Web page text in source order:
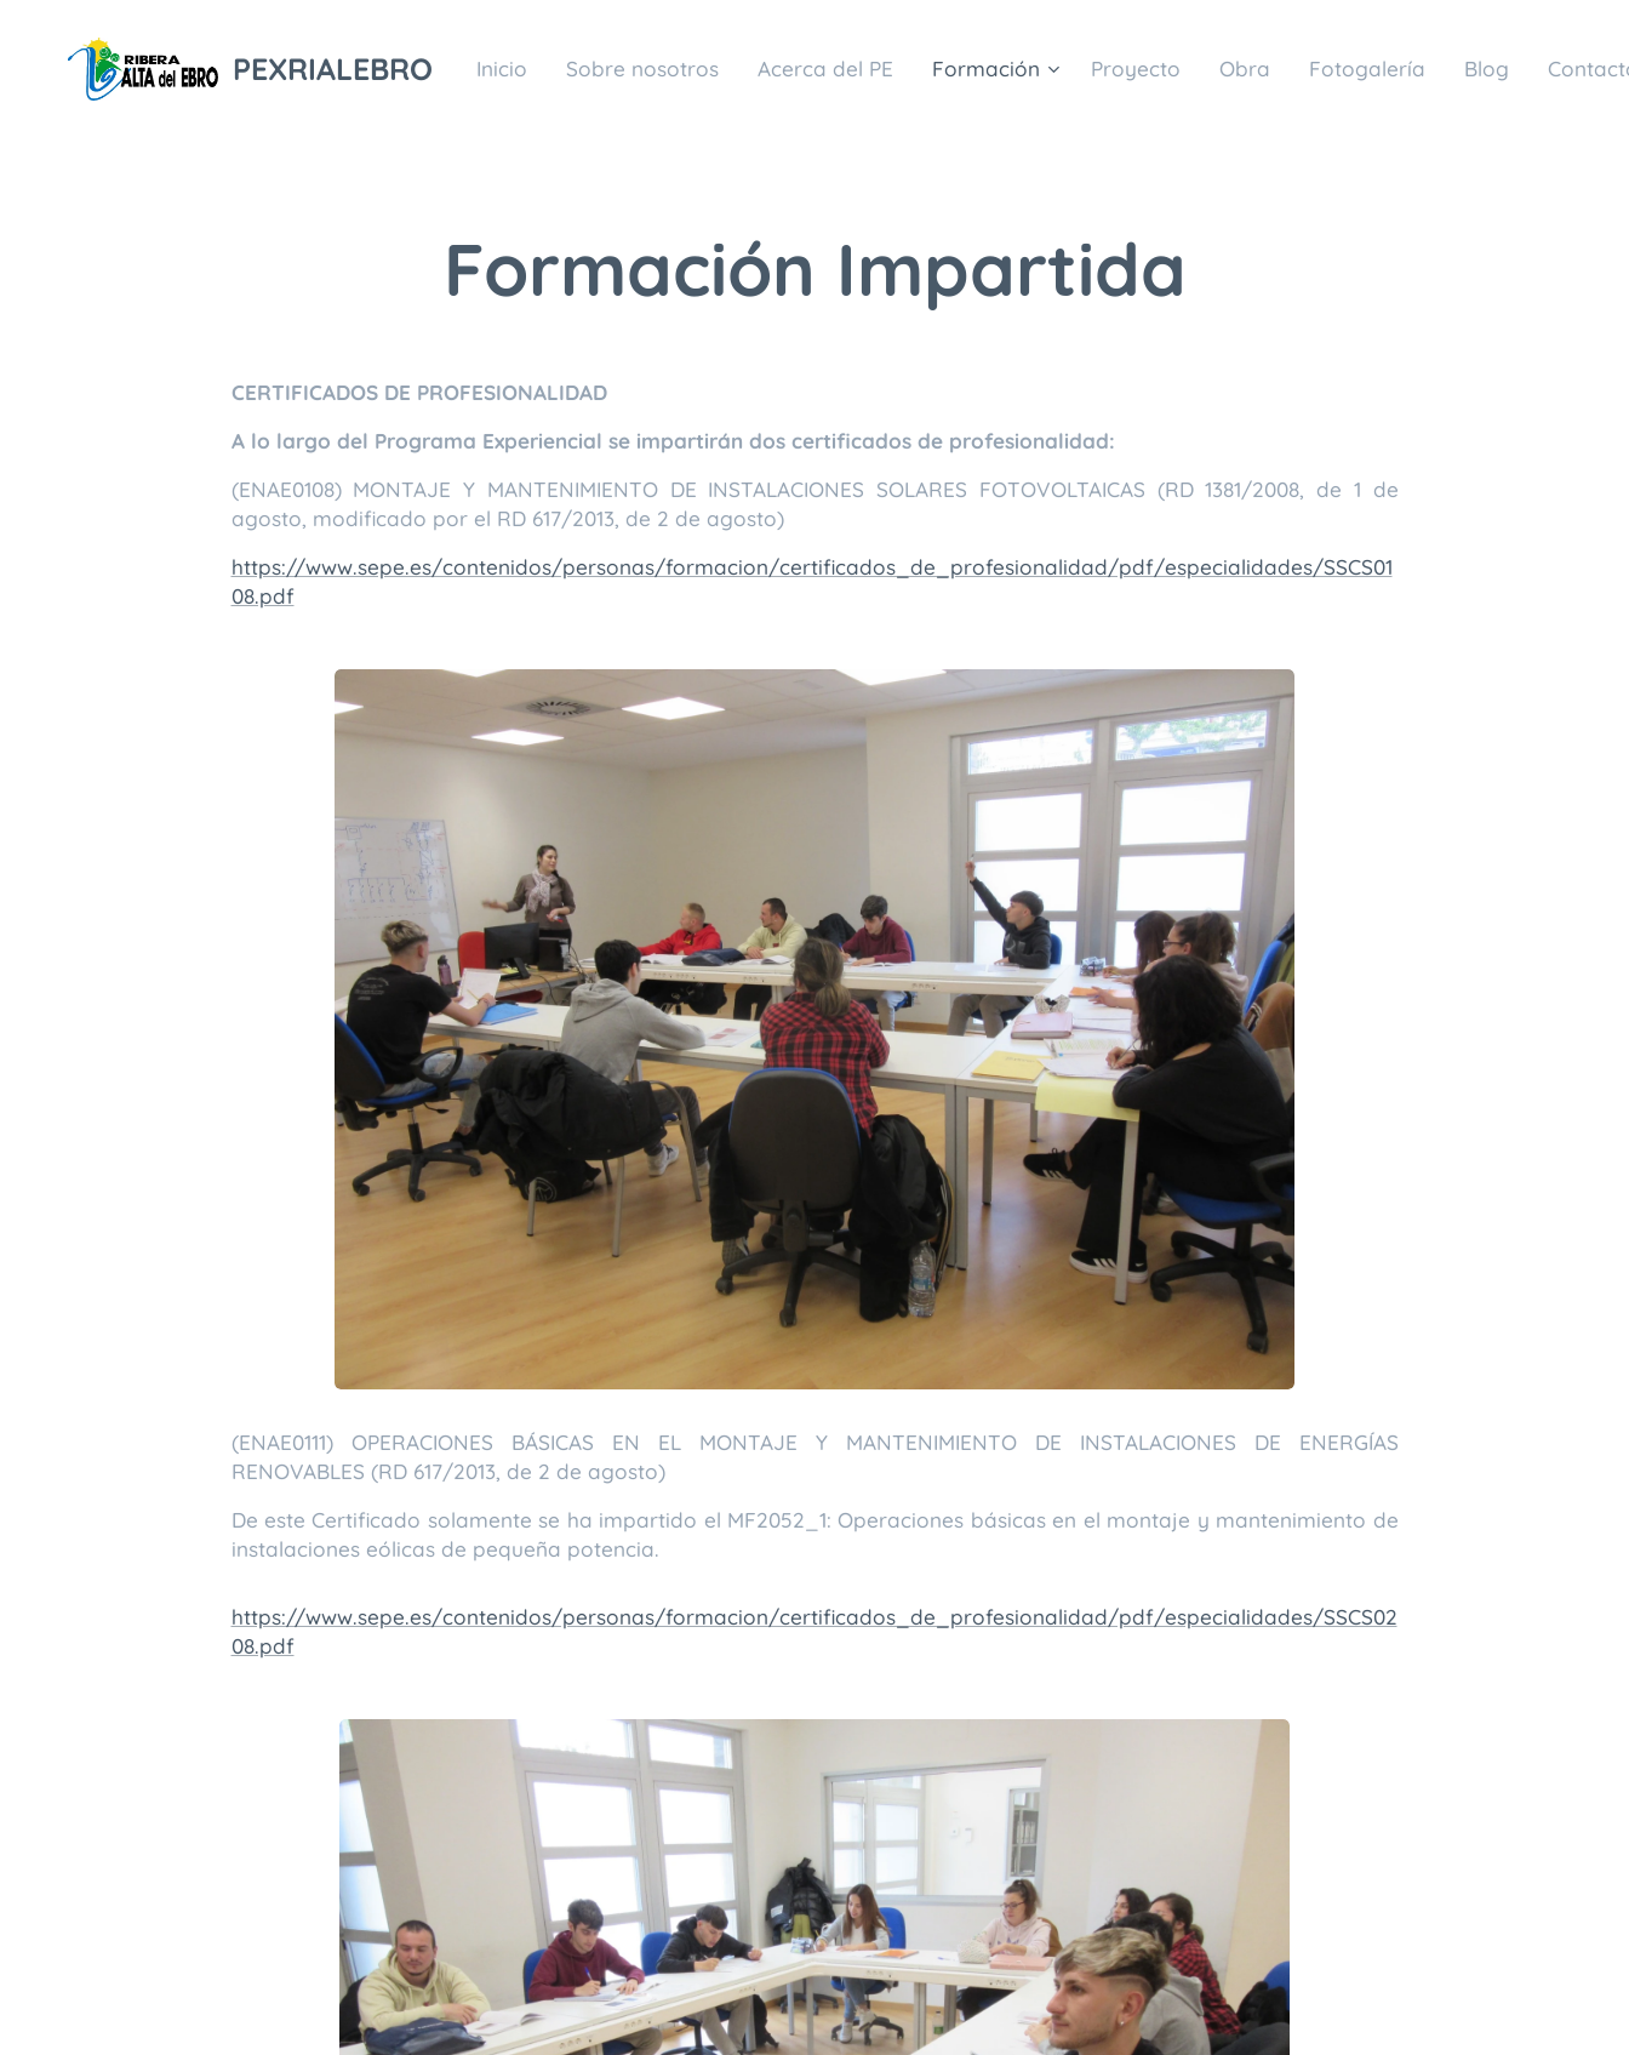
PEXRIALEBRO Inicio Sobre nosotros Acerca del PE Formación Proyecto Obra Fotogalería Blog
Formación Impartida
CERTIFICADOS DE PROFESIONALIDAD
A lo largo del Programa Experiencial se impartirán dos certificados de profesionalidad:
(ENAE0108) MONTAJE Y MANTENIMIENTO DE INSTALACIONES SOLARES FOTOVOLTAICAS (RD 1381/2008, de 1 de
agosto, modificado por el RD 617/2013, de 2 de agosto)
https://www.sepe.es/contenidos/personas/formacion/certificados_de_profesionalidad/pdf/especialidades/SSCS01
08.pdf
(ENAE0111) OPERACIONES BÁSICAS EN EL MONTAJE Y MANTENIMIENTO DE INSTALACIONES DE ENERGÍAS
RENOVABLES (RD 617/2013, de 2 de agosto)
De este Certificado solamente se ha impartido el MF2052_1: Operaciones básicas en el montaje y mantenimiento de
instalaciones eólicas de pequeña potencia.
https://www.sepe.es/contenidos/personas/formacion/certificados_de_profesionalidad/pdf/especialidades/SSCS02
08.pdf